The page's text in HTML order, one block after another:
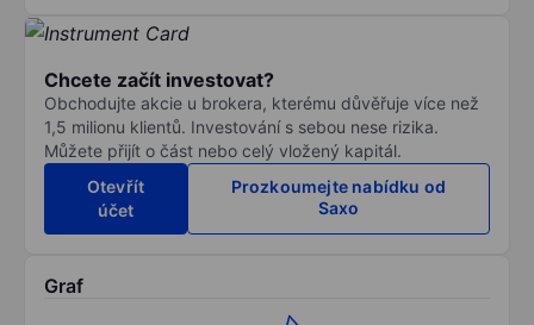
Chcete začít investovat?
Obchodujte akcie u brokera, kterému důvěřuje více než
1,5 milionu klientů. Investování s sebou nese rizika.
Můžete přijít o část nebo celý vložený kapitál.
Otevřít
účet
Prozkoumejte nabídku od
Saxo
Graf